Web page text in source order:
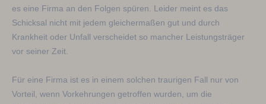
es eine Firma an den Folgen spüren. Leider meint es das
Schicksal nicht mit jedem gleichermaßen gut und durch
Krankheit oder Unfall verscheidet so mancher Leistungsträger
vor seiner Zeit.
Für eine Firma ist es in einem solchen traurigen Fall nur von
Vorteil, wenn Vorkehrungen getroffen wurden, um die